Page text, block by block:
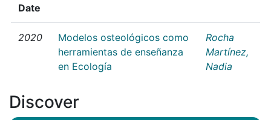
Date
2020
Modelos osteológicos como
herramientas de enseñanza
en Ecología
Rocha
Martínez,
Nadia
Discover